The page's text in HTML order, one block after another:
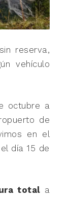
reserva,
vehículo
octubre a
de
en el
día 15 de
total a